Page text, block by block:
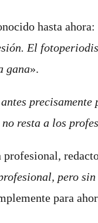
hasta ahora:
El
gana».
resta a los
pero
para